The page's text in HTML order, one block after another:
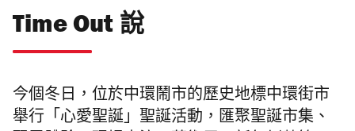
Time Out 說
今個冬日，位於中環鬧市的歷史地標中環街市
舉行「心愛聖誕」聖誕活動，匯聚聖誕市集、